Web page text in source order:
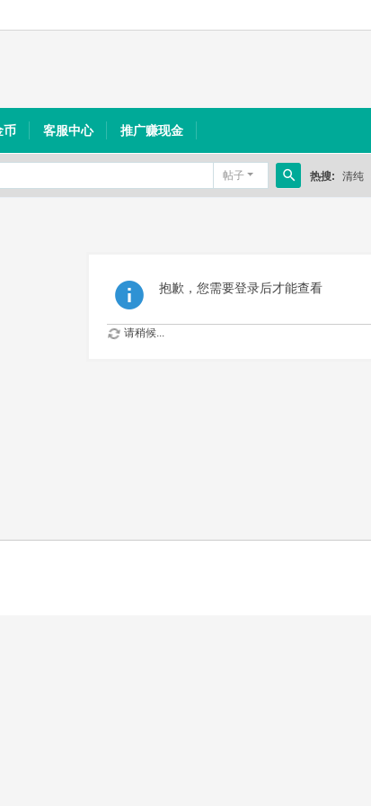
币 客服中心 推广赚现金
帖子
搜
热搜: 清纯
抱歉，您需要登录后才能查看
请稍候...